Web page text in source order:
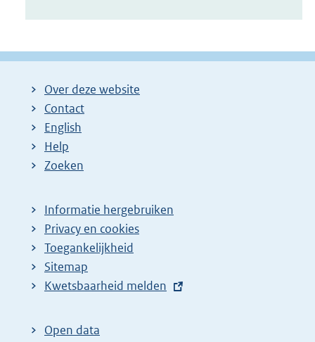
Over deze website
Contact
English
Help
Zoeken
Informatie hergebruiken
Privacy en cookies
Toegankelijkheid
Sitemap
E
t
Kwetsbaarheid melden
Open data